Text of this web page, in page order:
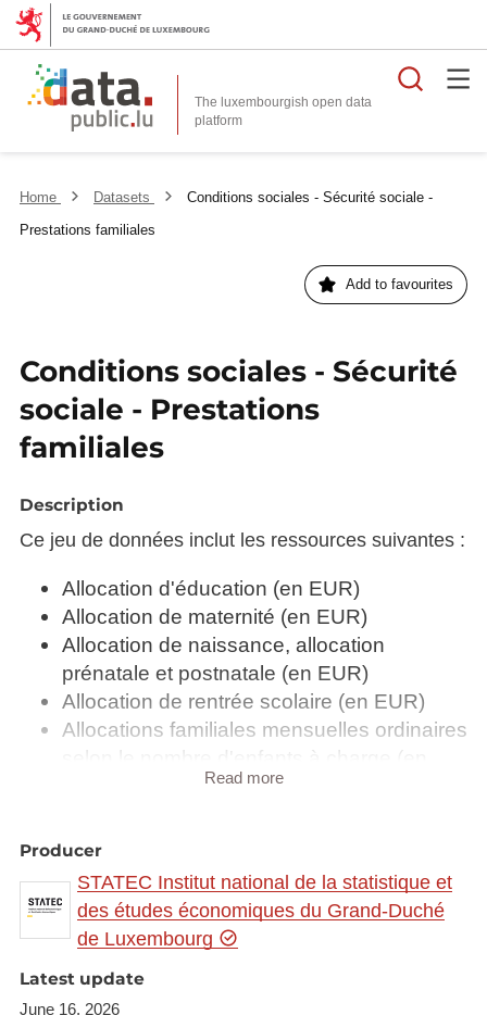
The luxembourgish open data
platform
Home Datasets
Conditions sociales - Sécurité sociale -
Prestations familiales
Add to favourites
Conditions sociales - Sécurité
sociale - Prestations
familiales
Description
Ce jeu de données inclut les ressources suivantes :
Allocation d'éducation (en EUR)
Allocation de maternité (en EUR)
Allocation de naissance, allocation
prénatale et postnatale (en EUR)
Allocation de rentrée scolaire (en EUR)
Allocations familiales mensuelles ordinaires
selon le nombre d'enfants à charge (en
EUR)
Boni pour enfant (en EUR)
Bénéficiaires d'allocations de naissance
Enfants bénéficiaires d'allocations
familiales mensuelles selon le rang d'âge
qu'ils occupent dans le ménage
Read more
Producer
STATEC Institut national de la statistique et
des études économiques du Grand-Duché
de Luxembourg
Latest update
June 16, 2026